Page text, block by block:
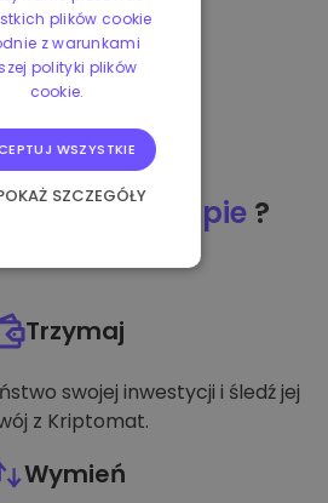
po zakupie?
Trzymaj
swojej inwestycji i śledź jej
z Kriptomat.
Wymień
plików cookie
z warunkami
polityki plików
cookie.
WSZYSTKIE
SZCZEGÓŁY